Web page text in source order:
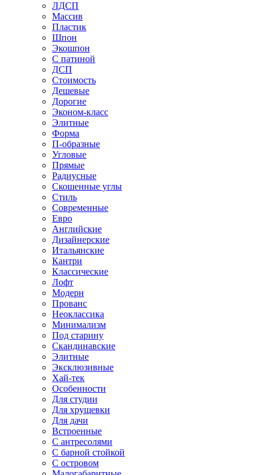
ЛДСП
Массив
Пластик
Шпон
Экошпон
С патиной
ДСП
Стоимость
Дешевые
Дорогие
Эконом-класс
Элитные
Форма
П-образные
Угловые
Прямые
Радиусные
Скошенные углы
Стиль
Современные
Евро
Английские
Дизайнерские
Итальянские
Кантри
Классические
Лофт
Модерн
Прованс
Неоклассика
Минимализм
Под старину
Скандинавские
Элитные
Эксклюзивные
Хай-тек
Особенности
Для студии
Для хрущевки
Для дачи
Встроенные
С антресолями
С барной стойкой
С островом